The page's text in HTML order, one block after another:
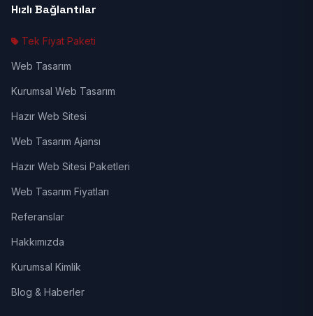
Hızlı Bağlantılar
Tek Fiyat Paketi
Web Tasarım
Kurumsal Web Tasarım
Hazır Web Sitesi
Web Tasarım Ajansı
Hazır Web Sitesi Paketleri
Web Tasarım Fiyatları
Referanslar
Hakkımızda
Kurumsal Kimlik
Blog & Haberler